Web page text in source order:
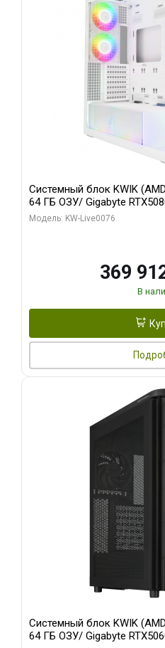
Системный блок KWIK
64 ГБ ОЗУ/ Gigabyte
16GB GDDR7 256bit / 960 ГБ
Модель: KW-Live0076
369
В
Системный блок KWIK
64 ГБ ОЗУ/ Gigabyte